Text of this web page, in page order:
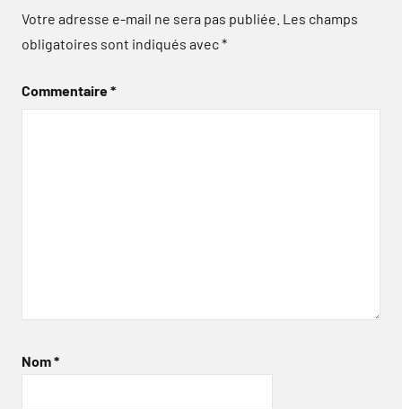
Votre adresse e-mail ne sera pas publiée. Les champs
obligatoires sont indiqués avec*
Commentaire*
Nom*